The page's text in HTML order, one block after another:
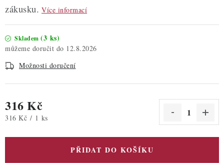
zákusku. Více informací
Skladem (3 ks)
12.8.2026
Možnosti doručení
316 Kč
Měrná cena:
316 Kč / 1 ks
PŘIDAT DO KOŠÍKU